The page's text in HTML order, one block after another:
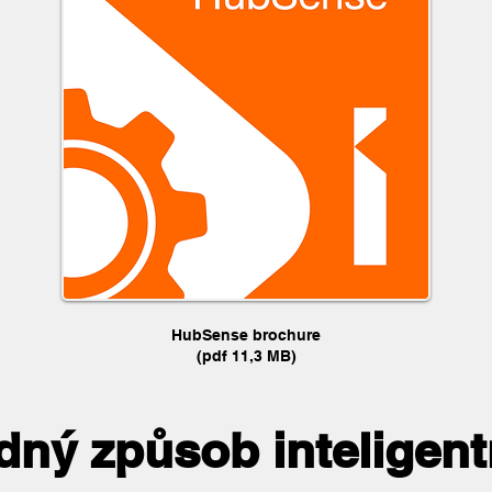
HubSense brochure
(pdf 11,3 MB)
způsob